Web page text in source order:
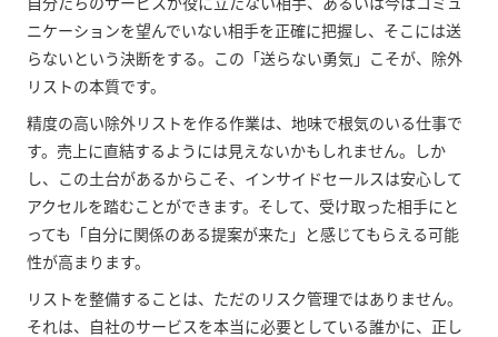
ニケーションを望んでいない相手を正確に把握し、そこには送
らないという決断をする。この「送らない勇気」こそが、除外
リストの本質です。
精度の高い除外リストを作る作業は、地味で根気のいる仕事で
す。売上に直結するようには見えないかもしれません。しか
し、この土台があるからこそ、インサイドセールスは安心して
アクセルを踏むことができます。そして、受け取った相手にと
っても「自分に関係のある提案が来た」と感じてもらえる可能
性が高まります。
リストを整備することは、ただのリスク管理ではありません。
それは、自社のサービスを本当に必要としている誰かに、正し